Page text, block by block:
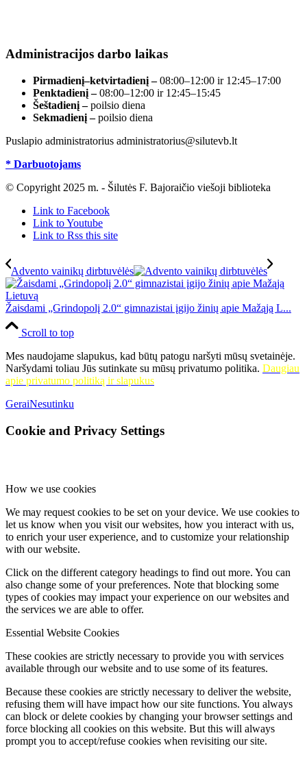
Administracijos darbo laikas
Pirmadienį–ketvirtadienį –08:00–12:00 ir 12:45–17:00
Penktadienį –08:00–12:00 ir 12:45–15:45
Šeštadienį –poilsio diena
Sekmadienį –poilsio diena
Puslapio administratorius administratorius@silutevb.lt
* Darbuotojams
© Copyright 2025 m. - Šilutės F. Bajoraičio viešoji biblioteka
Link to Facebook
Link to Youtube
Link to Rss this site
Advento vainikų dirbtuvėlės
Žaisdami „Grindopolį 2.0“ gimnazistai įgijo žinių apie Mažąją L...
Scroll to top
Mes naudojame slapukus, kad būtų patogu naršyti mūsų svetainėje.
Naršydami toliau Jūs sutinkate su mūsų privatumo politika. Daugiau
apie privatumo politiką ir slapukus
GeraiNesutinku
Cookie and Privacy Settings
How we use cookies
We may request cookies to be set on your device. We use cookies to
let us know when you visit our websites, how you interact with us,
to enrich your user experience, and to customize your relationship
with our website.
Click on the different category headings to find out more. You can
also change some of your preferences. Note that blocking some
types of cookies may impact your experience on our websites and
the services we are able to offer.
Essential Website Cookies
These cookies are strictly necessary to provide you with services
available through our website and to use some of its features.
Because these cookies are strictly necessary to deliver the website,
refusing them will have impact how our site functions. You always
can block or delete cookies by changing your browser settings and
force blocking all cookies on this website. But this will always
prompt you to accept/refuse cookies when revisiting our site.